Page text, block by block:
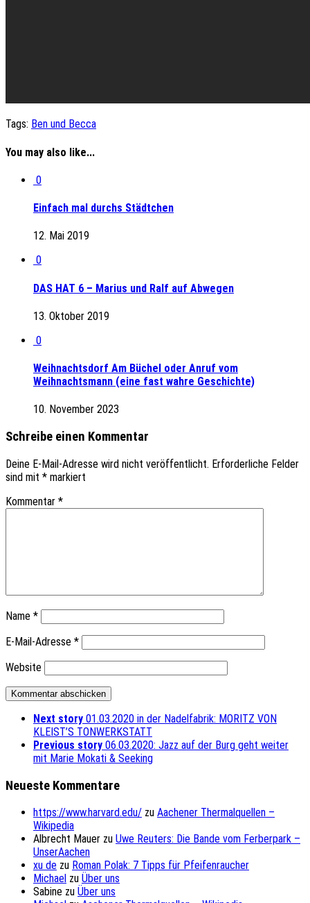
Tags: Ben und Becca
You may also like...
0
Einfach mal durchs Städtchen
12. Mai 2019
0
DAS HAT 6 – Marius und Ralf auf Abwegen
13. Oktober 2019
0
Weihnachtsdorf Am Büchel oder Anruf vom
Weihnachtsmann (eine fast wahre Geschichte)
10. November 2023
Schreibe einen Kommentar
Deine E-Mail-Adresse wird nicht veröffentlicht. Erforderliche Felder
sind mit * markiert
Kommentar *
Name *
E-Mail-Adresse *
Website
Next story 01.03.2020 in der Nadelfabrik: MORITZ VON
KLEIST’S TONWERKSTATT
Previous story 06.03.2020: Jazz auf der Burg geht weiter
mit Marie Mokati & Seeking
Neueste Kommentare
https://www.harvard.edu/ zu Aachener Thermalquellen –
Wikipedia
Albrecht Mauer zu Uwe Reuters: Die Bande vom Ferberpark –
UnserAachen
xu de zu Roman Polak: 7 Tipps für Pfeifenraucher
Michael zu Über uns
Sabine zu Über uns